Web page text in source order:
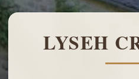
LYSEH